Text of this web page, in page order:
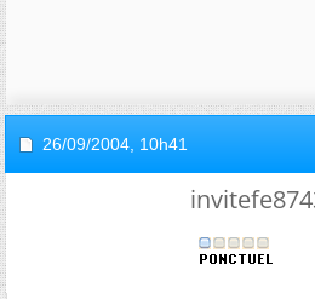
26/09/2004, 10h41